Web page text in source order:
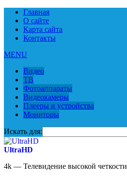
Главная
О сайте
Карта сайта
Контакты
MENU
Видео
ТВ
Фотоаппараты
Видеокамеры
Плееры и устройства
Мониторы
Искать для:
UltraHD
4k — Телевидение высокой четкости